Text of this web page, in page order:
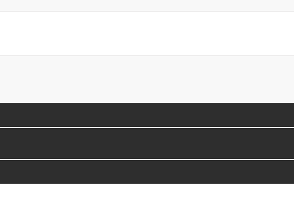
Economía y Administración